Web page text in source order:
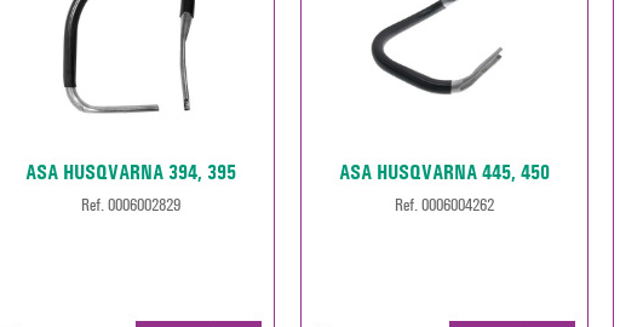
ASA HUSQVARNA 394, 395
Ref. 0006002829
ASA HUSQVARNA 445, 450
Ref. 0006004262